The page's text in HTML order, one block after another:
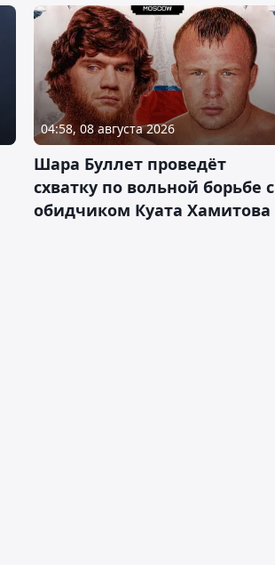
04:58, 08 августа 2026
Шара Буллет проведёт
схватку по вольной борьбе с
обидчиком Куата Хамитова